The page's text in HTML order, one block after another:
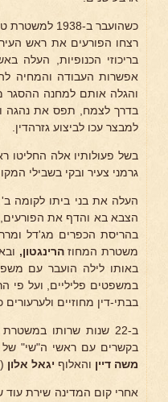
רצחו הפורעים את ראש
בריכוזי הכנופיות, העלה
אפשרות העבודה והמחיה
והגלה אותם למחנה ההסגר
בדרך לצמח, תפס את נהגה
למבצר עכו לביצוע גזרהדין.
בשל פעולותיו אלה החליטו
גרמני צעיר ובקי בשבילי המקום התגנבו
העלה את בני ביתו לקומה
הצבא בא והדף את
בהריסת הכפרים מג'דל
משטרת המחוזהרינגטון,
באותו לילה הועבר עם
במשפטים פליליים, ועל פי
בבתי-דין מחוזיים ולערעורים
ב-22 שנות שרותו
בקשרים עם ראשי ה"שי" של
משה דיין והאלוף יגאל אלון
אחרי קום המדינה שירת